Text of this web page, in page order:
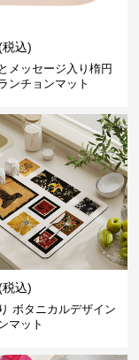
税込)
メッセージ入り楕円
ンチョンマット
税込)
ボタニカルデザイン
マット